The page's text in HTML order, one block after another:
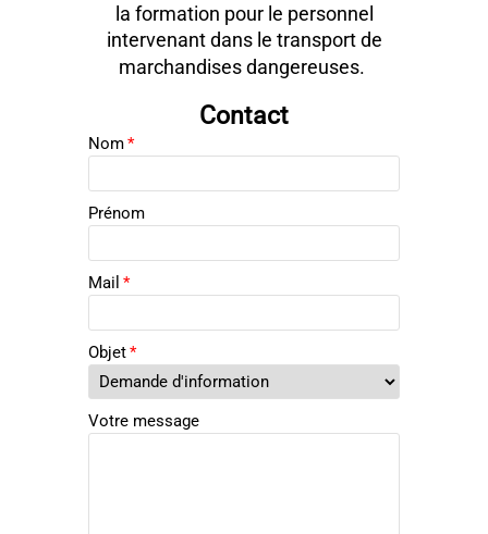
la formation pour le personnel
intervenant dans le transport de
marchandises dangereuses.
Contact
Nom*
Prénom
Mail *
Objet*
Votre message